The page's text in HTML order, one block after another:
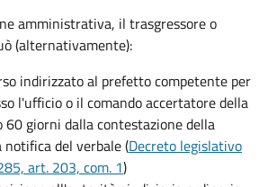
amministrativa, il trasgressore o
(alternativamente):
indirizzato al prefetto competente per
l'ufficio o il comando accertatore della
giorni dalla contestazione della
notifica del verbale (Decreto legislativo
art. 203, com. 1)